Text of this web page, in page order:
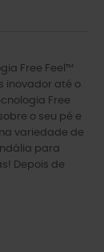
Free Feel™
inovador até o
Free
o seu pé e
variedade de
para
Depois de